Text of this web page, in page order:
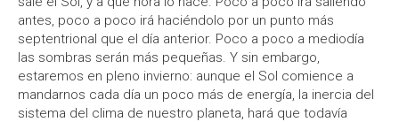
antes, poco a poco irá haciéndolo por un punto más
septentrional que el día anterior. Poco a poco a mediodía
las sombras serán más pequeñas. Y sin embargo,
estaremos en pleno invierno: aunque el Sol comience a
mandarnos cada día un poco más de energía, la inercia del
sistema del clima de nuestro planeta, hará que todavía